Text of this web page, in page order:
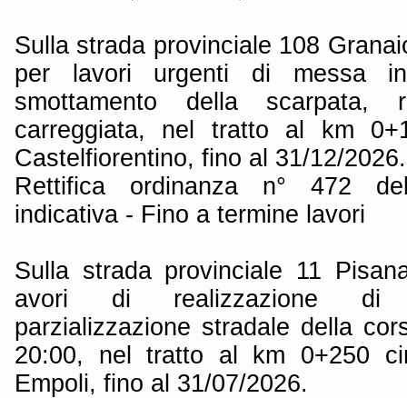
Sulla strada provinciale 108
per lavori urgenti di messa
smottamento della scarpata,
carreggiata, nel tratto al km
Castelfiorentino, fino al 31/12/2026.
Rettifica ordinanza n° 472
indicativa - Fino a termine lavori
Sulla strada provinciale 11
avori di realizzazione di
parzializzazione stradale della
20:00, nel tratto al km 0+250
Empoli, fino al 31/07/2026.